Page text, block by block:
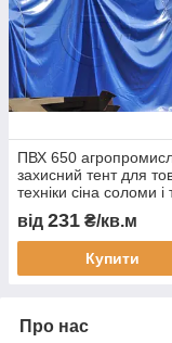
ПВХ 650
захисний тент для
техніки сіна соломи і
накриття від дощу
від 231 ₴/кв.м
Купити
Про нас